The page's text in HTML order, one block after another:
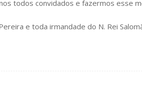
todos convidados e fazermos esse
e toda irmandade do N. Rei